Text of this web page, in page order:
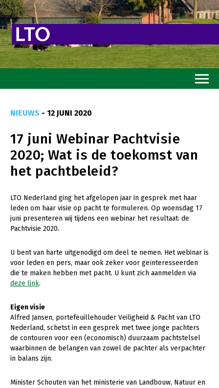
Goed eten
Mooi groen
Sterk ondernemerschap
Transitiepaden
Thema’s
Gezonde dieren
Natuur, klimaat en energie
Bodem en water
Platteland en omgeving
Mens, ondernemerschap en onderwijs
Internationaal
Sectoren
Dier
NIEUWS - 12 JUNI 2020
17 juni Webinar Pachtvisie
2020; Wat is de toekomst van
het pachtbeleid?
LTO Nederland ging het afgelopen jaar in gesprek met haar
leden om haar visie op pacht te formuleren. Op woensdag 17
juni presenteren wij tijdens een webinar het resultaat: de
Pachtvisie 2020.
U bent van harte uitgenodigd om deel te nemen. Het webinar is
voor leden en pers, maar ook zeker voor geïnteresseerden
die te maken hebben met pacht. U kunt zich aanmelden via
deze link.
Eigen visie
Alfred Jansen, portefeuillehouder Veiligheid & Pacht van LTO
Nederland, schetst in een gesprek met twee jonge pachters
de contouren voor een (economisch) duurzaam pachtstelsel
waarbinnen de belangen van zowel de pachter als verpachter
in balans zijn.
Minister Schouten van het ministerie van Landbouw, Natuur en